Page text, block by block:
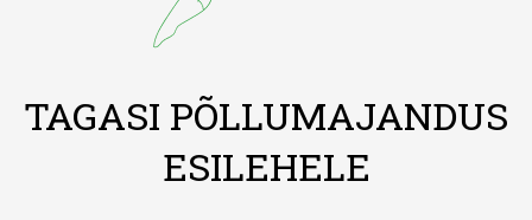
TAGASI PÕLLUMAJANDUS
ESILEHELE